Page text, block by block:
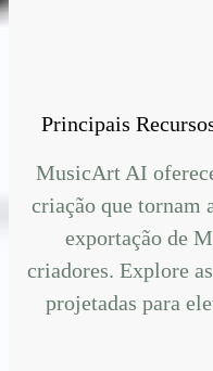
Principais
MusicArt AI
criação que tornam
exportação de
criadores. Explore
projetadas para